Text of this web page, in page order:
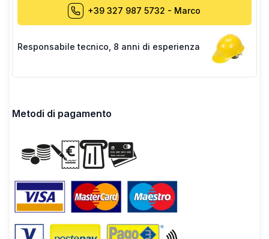
+39 327 987 5732 - Marco
Responsabile tecnico 8 anni di esperienza
Metodi di pagamento